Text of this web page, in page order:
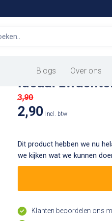
Blogs Over ons
op basis van1
Ideaal
3,90
2,90 Incl. btw
Dit product hebben we nu
we kijken wat we kunnen
Klanten beoordelen ons